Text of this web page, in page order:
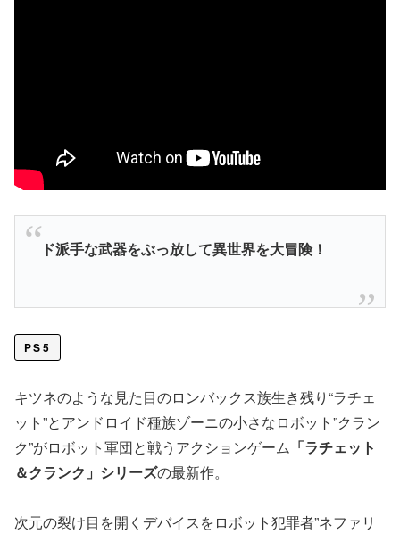
ド派手な武器をぶっ放して異世界を大冒険！
PS5
キツネのような見た目のロンバックス族生き残り“ラチェ
ット”とアンドロイド種族ゾーニの小さなロボット”クラン
ク”がロボット軍団と戦うアクションゲーム 「ラチェット
＆クランク」シリーズの最新作。
次元の裂け目を開くデバイスをロボット犯罪者”ネファリ